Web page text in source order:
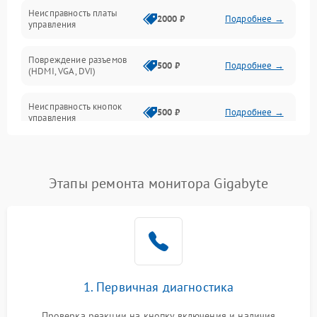
Неисправность платы
управления
2000 ₽ Подробнее →
Повреждение разъемов
(HDMI, VGA, DVI)
500 ₽ Подробнее →
Неисправность кнопок
управления
500 ₽ Подробнее →
Повреждение кабеля
Подробнее →
1000 ₽
Поломка системы
автоматического
1000 ₽ Подробнее →
Этапы ремонта монитора Gigabyte
1. Первичная диагностика